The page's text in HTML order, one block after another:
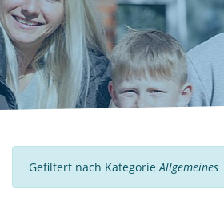
Gefiltert nach Kategorie Allgemeines